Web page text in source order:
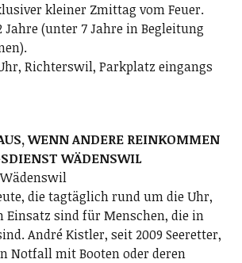
kleiner Zmittag vom Feuer.
Jahre (unter 7 Jahre in Begleitung
Richterswil, Parkplatz eingangs
WENN ANDERE REINKOMMEN
WÄDENSWIL
die tagtäglich rund um die Uhr,
Einsatz sind für Menschen, die in
André Kistler, seit 2009 Seeretter,
Notfall mit Booten oder deren